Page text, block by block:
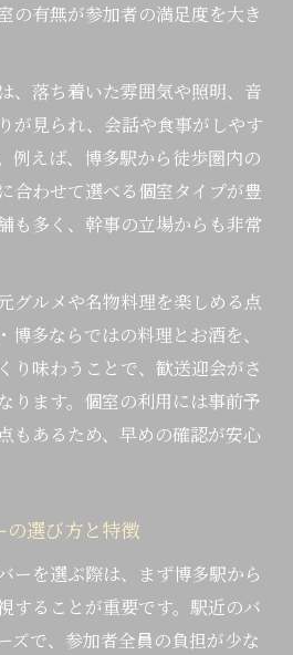
の有無が参加者の満足度を大き
、落ち着いた雰囲気や照明、音
が見られ、会話や食事がしやす
例えば、博多駅から徒歩圏内の
合わせて選べる個室タイプが豊
も多く、幹事の立場からも非常
グルメや名物料理を楽しめる点
博多ならではの料理とお酒を、
り味わうことで、歓送迎会がさ
ります。個室の利用には事前予
もあるため、早めの確認が安心
の選び方と特徴
ーを選ぶ際は、まず博多駅から
することが重要です。駅近のバ
ズで、参加者全員の負担が少な